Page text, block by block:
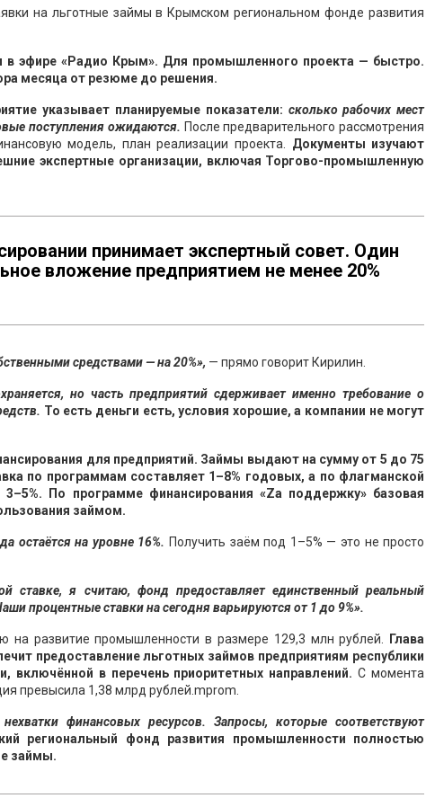
на льготные займы в Крымском региональном фонде развития
в эфире «Радио Крым». Для промышленного проекта — быстро.
месяца от резюме до решения.
указывает планируемые показатели: сколько рабочих мест
поступления ожидаются. После предварительного рассмотрения
модель, план реализации проекта. Документы изучают
экспертные организации, включая Торгово-промышленную
принимает экспертный совет. Один
вложение предприятием не менее 20%
средствами — на 20%», — прямо говорит Кирилин.
но часть предприятий сдерживает именно требование о
То есть деньги есть, условия хорошие, а компании не могут
для предприятий. Займы выдают на сумму от 5 до 75
по программам составляет 1–8% годовых, а по флагманской
По программе финансирования «Zа поддержку» базовая
займом.
остаётся на уровне 16%. Получить заём под 1–5% — это не просто
ставке, я считаю, фонд предоставляет единственный реальный
процентные ставки на сегодня варьируются от 1 до 9%».
развитие промышленности в размере 129,3 млн рублей.
Глава
предоставление льготных займов предприятиям республики
включённой в перечень приоритетных направлений. С момента
превысила 1,38 млрд рублей.mprom.
финансовых ресурсов. Запросы, которые соответствуют
региональный фонд развития промышленности полностью
займы.